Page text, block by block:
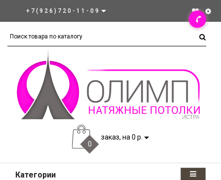
+7(926)720-11-09
0
заказ, на 0 р.
Категории